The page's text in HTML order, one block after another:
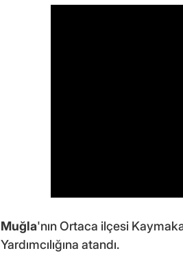
Muğla'nın Ortaca ilçesi
Yardımcılığına atandı.